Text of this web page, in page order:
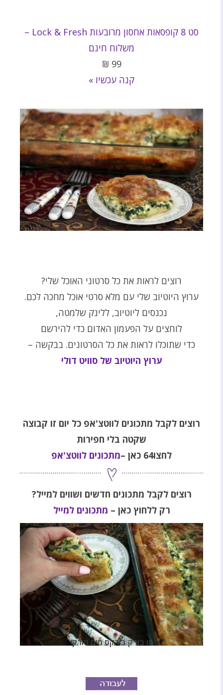
סט 8 קופסאות אחסון מרובעות Lock & Fresh –
משלוח חינם
99
₪
קנה עכשיו »
רוצים לראות את כל סרטוני האוכל שלי?
ערוץ היוטיוב שלי עם מלא סרטי אוכל מחכה לכם.
נכנסים ליוטיוב, ללינק שלמטה,
לוחצים על הפעמון האדום כדי להירשם
כדי שתוכלו לראות את כל הסרטונים. בבקשה –
ערוץ היוטיוב של סוויט דולי
רוצים לקבל מתכונים לווטצ'אפ כל יום זו קבוצה
שקטה בלי חפירות
לחצו64 כאן
–מתכונים לווטצ'אפ
רוצים לקבל מתכונים חדשים ושווים למייל?
רק ללחוץ כאן – מתכונים למייל
סו בורק בורקס מים טורקי